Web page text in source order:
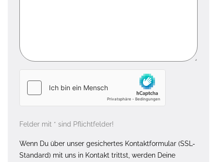
Felder mit * sind Pflichtfelder!
Wenn Du über unser gesichertes Kontaktformular (SSL-
Standard) mit uns in Kontakt trittst, werden Deine